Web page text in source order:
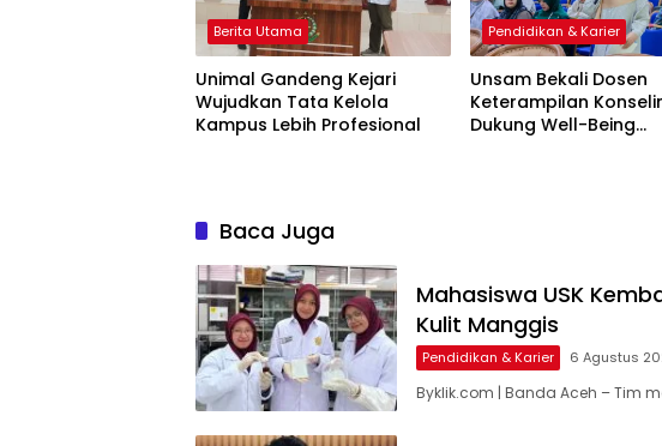
Berita Utama
Unimal Gandeng Kejari
Wujudkan Tata Kelola
Kampus Lebih Profesional
Pendidikan & Karier
Unsam Bekali Dosen
Keterampilan
Dukung Well-Being
Baca Juga
Mahasiswa USK
Kulit Manggis
Pendidikan & Karier 6 Agustus
Byklik.com | Banda Aceh – Tim